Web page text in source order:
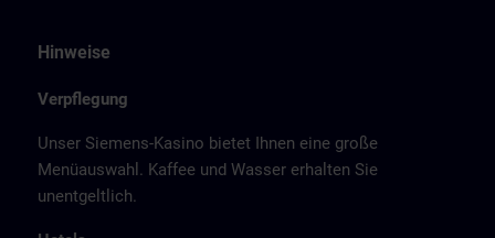
Hinweise
Verpflegung
Unser Siemens-Kasino bietet Ihnen eine große
Menüauswahl. Kaffee und Wasser erhalten Sie
unentgeltlich.